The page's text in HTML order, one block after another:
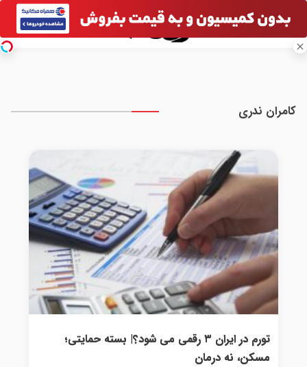
کامران ندری
تورم در ایران ۳ رقمی می شود؟| بسته حمایتی؛
مسکن، نه درمان